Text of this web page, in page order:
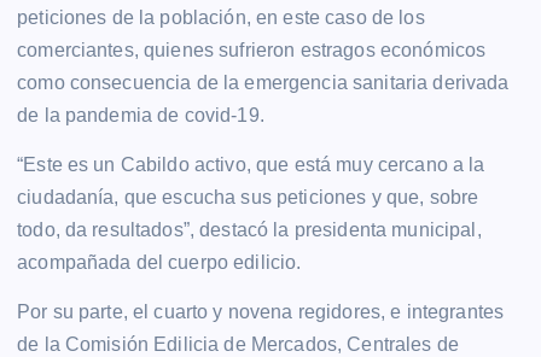
peticiones de la población, en este caso de los
comerciantes, quienes sufrieron estragos económicos
como consecuencia de la emergencia sanitaria derivada
de la pandemia de covid-19.
“Este es un Cabildo activo, que está muy cercano a la
ciudadanía, que escucha sus peticiones y que, sobre
todo, da resultados”, destacó la presidenta municipal,
acompañada del cuerpo edilicio.
Por su parte, el cuarto y novena regidores, e integrantes
de la Comisión Edilicia de Mercados, Centrales de